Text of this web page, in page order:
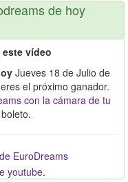
de hoy
este vídeo
Jueves 18 de Julio de
el próximo ganador.
con la cámara de tu
EuroDreams
youtube.